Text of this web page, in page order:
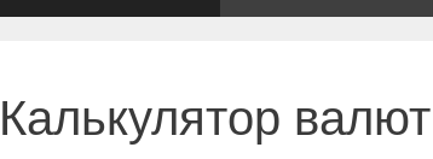
Калькулятор валют